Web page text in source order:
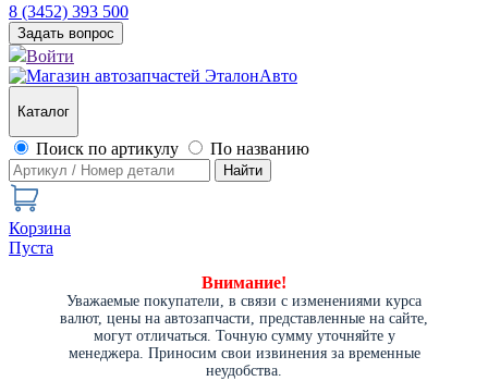
8 (3452) 393 500
Задать вопрос
Войти
Каталог
Поиск по артикулу По названию
Найти
Корзина
Пуста
Внимание!
Уважаемые покупатели, в связи с изменениями курса
валют, цены на автозапчасти, представленные на сайте,
могут отличаться. Точную сумму уточняйте у
менеджера. Приносим свои извинения за временные
неудобства.